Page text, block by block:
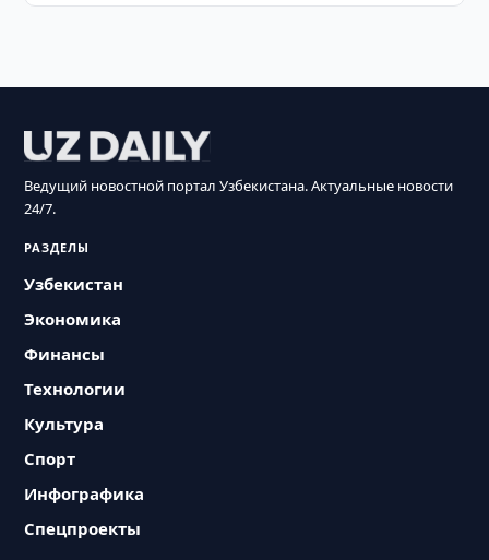
Ведущий новостной портал Узбекистана. Актуальные новости
24/7.
РАЗДЕЛЫ
Узбекистан
Экономика
Финансы
Технологии
Культура
Спорт
Инфографика
Спецпроекты